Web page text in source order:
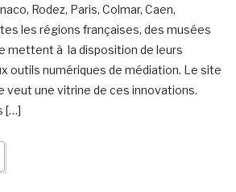
Rodez, Paris, Colmar, Caen,
les régions françaises, des musées
mettent à la disposition de leurs
outils numériques de médiation. Le site
veut une vitrine de ces innovations.
[…]